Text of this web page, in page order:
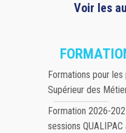
Voir les
Formations pour
Supérieur des
Formation 2026-
sessions